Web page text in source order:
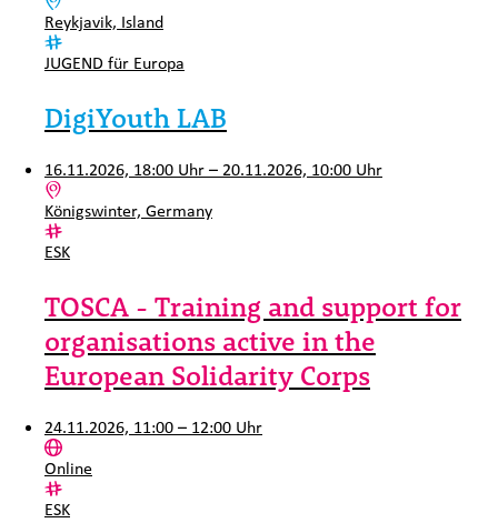
Ort:
Reykjavik, Island
Kategorie:
JUGEND für Europa
DigiYouth LAB
16.11.2026, 18:00 Uhr – 20.11.2026, 10:00 Uhr
Ort:
Königswinter, Germany
Kategorie:
ESK
TOSCA - Training and support for
organisations active in the
European Solidarity Corps
24.11.2026, 11:00 – 12:00 Uhr
Ort:
Online
Kategorie:
ESK